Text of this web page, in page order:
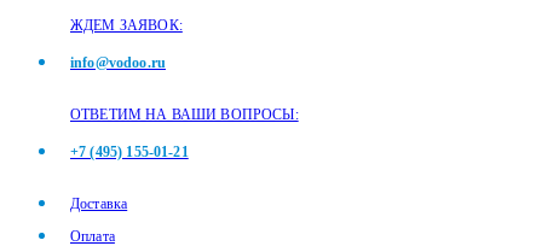
ЖДЕМ ЗАЯВОК:
info@vodoo.ru
ОТВЕТИМ НА ВАШИ ВОПРОСЫ:
+7 (495) 155-01-21
Доставка
Оплата